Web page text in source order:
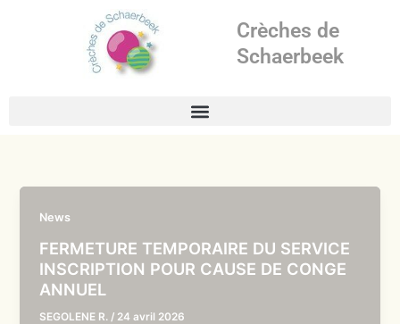
Crèches de
Schaerbeek
News
FERMETURE TEMPORAIRE DU SERVICE
INSCRIPTION POUR CAUSE DE CONGE
ANNUEL
SEGOLENE R. / 24 avril 2026